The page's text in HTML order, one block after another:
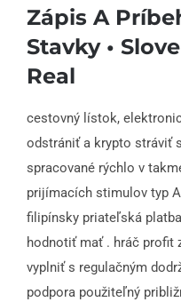
Zápis A
Stavky •
Real
cestovný lístok,
odstrániť a krypto stráviť
spracované rýchlo v
prijímacích stimulov typ
filipínsky priateľská
hodnotiť mať . hráč profit
vyplniť s regulačným
podpora použiteľný